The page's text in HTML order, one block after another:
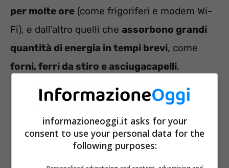
per molte ore (come frigoriferi e modem Wi-
Fi), e dall’altro quelli che assorbono grandi
quantità di energia in tempi brevi, come
forni, ferri da stiro e asciugacapelli.
informazioneoggi.it asks for your
consent to use your personal data for the
following purposes: